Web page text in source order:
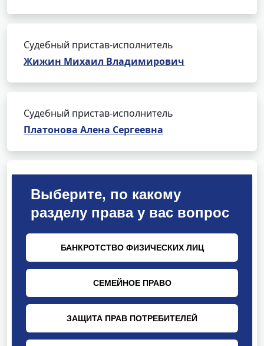
Судебный пристав-исполнитель
Жижин Михаил Владимирович
Судебный пристав-исполнитель
Платонова Алена Сергеевна